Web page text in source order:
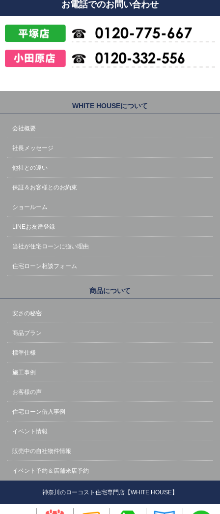
お電話でのお問い合わせ
WHITE HOUSEについて
会社概要
社長メッセージ
他社との違い
保証＆お客様とのお約束
ショールーム
LINEお友達登録
当社が住宅ローンに強い理由
住宅ローン相談フォーム
商品について
安さの秘密
商品プラン
標準仕様
施工事例
お客様の声
住宅ローン借入事例
イベント情報
販売中の自社物件情報
イベント予約＆店舗来店予約
神奈川のローコスト住宅専門店【WHITE HOUSE】